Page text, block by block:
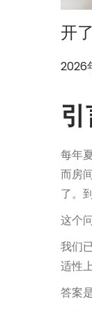
开
作
2026
每年
而房
了。
这个
我们
适性
答案